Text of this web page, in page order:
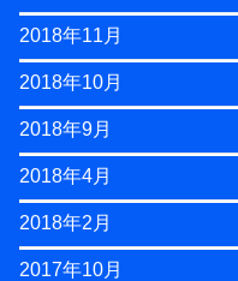
2018年11月
2018年10月
2018年9月
2018年4月
2018年2月
2017年10月